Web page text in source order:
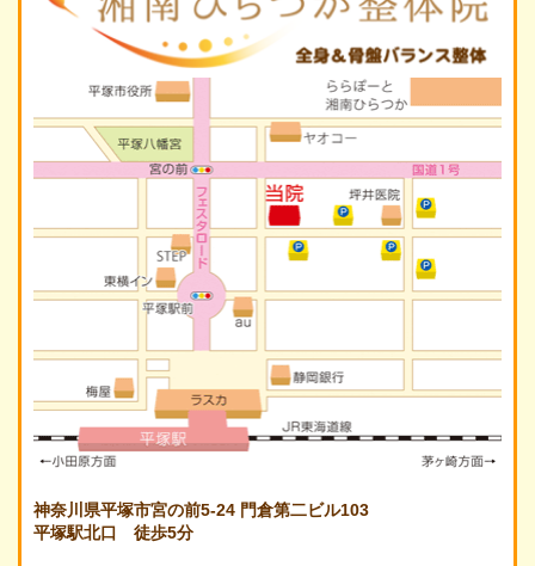
神奈川県平塚市宮の前5-24 門倉第二ビル103
平塚駅北口 徒歩5分